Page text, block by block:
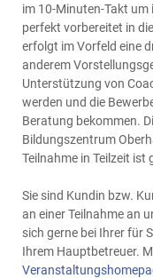
im 10-Minuten-Takt
perfekt vorbereitet in
erfolgt im Vorfeld eine
anderem
Unterstützung von
werden und die
Beratung bekommen.
Bildungszentrum
Teilnahme in Teilzeit
Sie sind Kundin bzw.
an einer Teilnahme an
sich gerne bei Ihrer für
Ihrem Hauptbetreuer.